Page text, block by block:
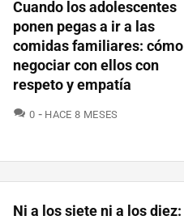
Cuando los adolescentes
ponen pegas a ir a las
comidas familiares: cómo
negociar con ellos con
respeto y empatía
0 COMENTARIOS
HACE 8 MESES
Ni a los siete ni a los diez: